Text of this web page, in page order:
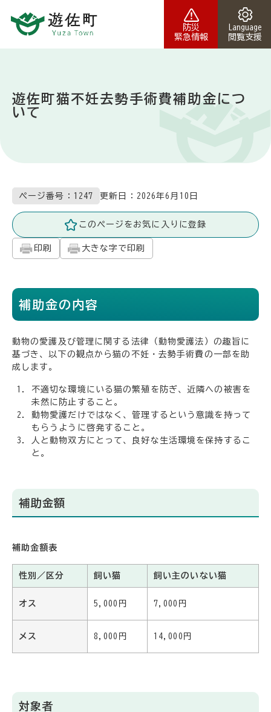
防災
緊急情報
Language
閲覧支援
遊佐町猫不妊去勢手術費補助金につ
いて
ページ番号：1247 更新日： 2026年6月10日
このページをお気に入りに登録
印刷 大きな字で印刷
補助金の内容
動物の愛護及び管理に関する法律（動物愛護法）の趣旨に
基づき、以下の観点から猫の不妊・去勢手術費の一部を助
成します。
不適切な環境にいる猫の繁殖を防ぎ、近隣への被害を
未然に防止すること。
動物愛護だけではなく、管理するという意識を持って
もらうように啓発すること。
人と動物双方にとって、良好な生活環境を保持するこ
と。
補助金額
補助金額表
性別／区分 飼い猫 飼い主のいない猫
オス 5,000円 7,000円
メス 8,000円 14,000円
対象者